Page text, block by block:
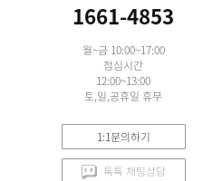
1661-4853
월~금 10:00~17:00
점심시간
12:00~13:00
토,일,공휴일 휴무
1:1문의하기
톡톡 채팅상담